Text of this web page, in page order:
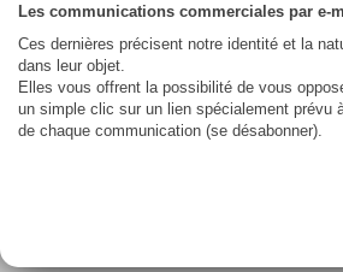
Les communications commerciales par e-
Ces dernières précisent notre identité et la
dans leur objet.
Elles vous offrent la possibilité de vous
un simple clic sur un lien spécialement prévu
de chaque communication (se désabonner).